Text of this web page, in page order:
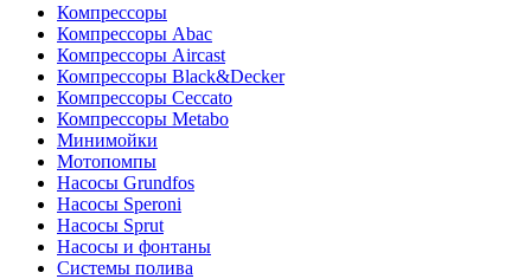
Компрессоры
Компрессоры Abac
Компрессоры Aircast
Компрессоры Black&Decker
Компрессоры Ceccato
Компрессоры Metabo
Минимойки
Мотопомпы
Насосы Grundfos
Насосы Speroni
Насосы Sprut
Насосы и фонтаны
Системы полива